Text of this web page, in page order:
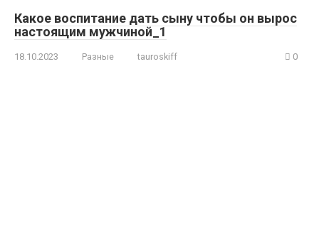
Какое воспитание дать сыну чтобы он вырос
настоящим мужчиной_1
18.10.2023 Разные tauroskiff 0